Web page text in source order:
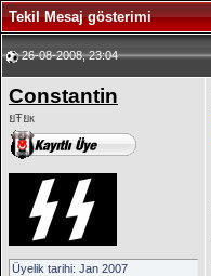
Tekil Mesaj gösterimi
26-08-2008, 23:04
Constantin
ยŦยк
Üyelik tarihi: Jan 2007